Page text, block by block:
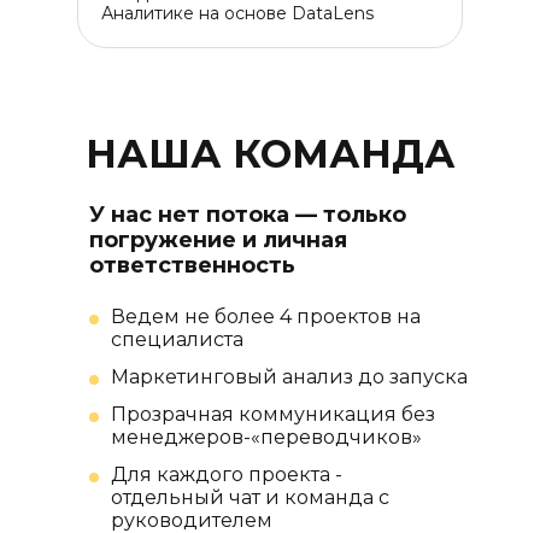
Аналитике на основе DataLens
НАША КОМАНДА
У нас нет потока — только
погружение и личная
ответственность
Ведем не более 4 проектов на
специалиста
Маркетинговый анализ до запуска
Прозрачная коммуникация без
менеджеров-«переводчиков»
Для каждого проекта -
отдельный чат и команда с
руководителем